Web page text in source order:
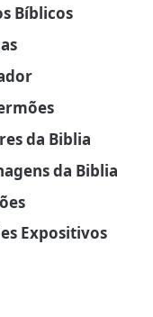
Bíblicos
da Biblia
da Biblia
Expositivos